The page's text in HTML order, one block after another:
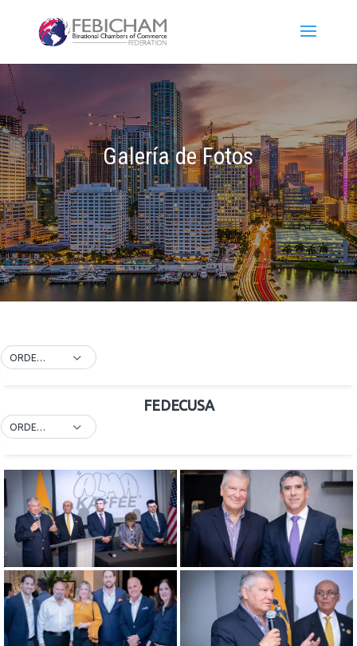
Galería de Fotos
ORDEN POR DEFECTO
FEDECUSA
ORDEN POR DEFECTO